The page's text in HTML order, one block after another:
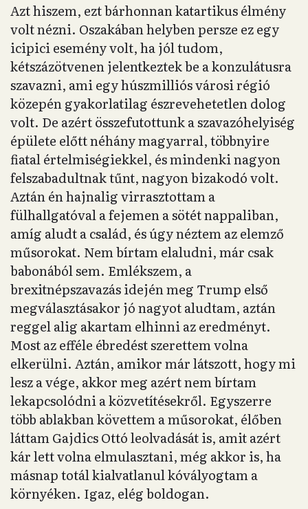
Azt hiszem, ezt bárhonnan katartikus élmény
volt nézni. Oszakában helyben persze ez egy
icipici esemény volt, ha jól tudom,
kétszázötvenen jelentkeztek be a konzulátusra
szavazni, ami egy húszmilliós városi régió
közepén gyakorlatilag észrevehetetlen dolog
volt. De azért összefutottunk a szavazóhelyiség
épülete előtt néhány magyarral, többnyire
fiatal értelmiségiekkel, és mindenki nagyon
felszabadultnak tűnt, nagyon bizakodó volt.
Aztán én hajnalig virrasztottam a
fülhallgatóval a fejemen a sötét nappaliban,
amíg aludt a család, és úgy néztem az elemző
műsorokat. Nem bírtam elaludni, már csak
babonából sem. Emlékszem, a
brexitnépszavazás idején meg Trump első
megválasztásakor jó nagyot aludtam, aztán
reggel alig akartam elhinni az eredményt.
Most az efféle ébredést szerettem volna
elkerülni. Aztán, amikor már látszott, hogy mi
lesz a vége, akkor meg azért nem bírtam
lekapcsolódni a közvetítésekről. Egyszerre
több ablakban követtem a műsorokat, élőben
láttam Gajdics Ottó leolvadását is, amit azért
kár lett volna elmulasztani, még akkor is, ha
másnap totál kialvatlanul kóvályogtam a
környéken. Igaz, elég boldogan.